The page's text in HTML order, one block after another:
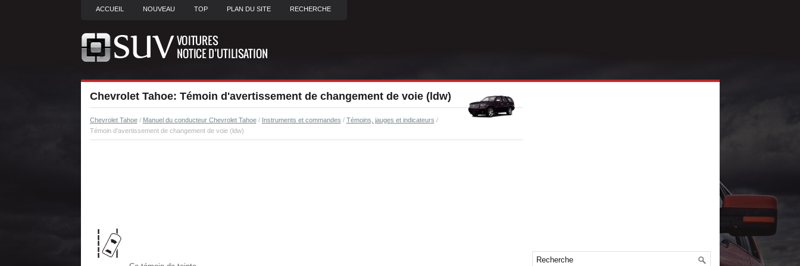
ACCUEIL NOUVEAU TOP PLAN DU SITE RECHERCHE
Chevrolet Tahoe: Témoin d'avertissement de changement de voie (ldw)
Chevrolet Tahoe/ Manuel du conducteur Chevrolet Tahoe/ Instruments et commandes / Témoins, jauges et indicateurs /
Témoin d'avertissement de changement de voie (ldw)